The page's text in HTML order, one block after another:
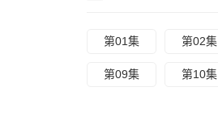
第01集 第02集
第09集 第10集